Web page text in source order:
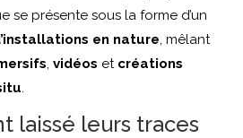
se présente sous la forme d’un
en nature, mêlant
, vidéos et créations
.
laissé leurs traces